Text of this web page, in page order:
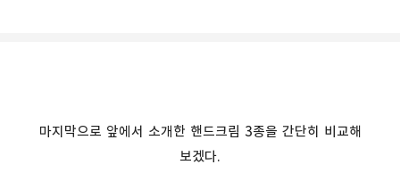
마지막으로 앞에서 소개한 핸드크림 3종을 간단히 비교해
보겠다.